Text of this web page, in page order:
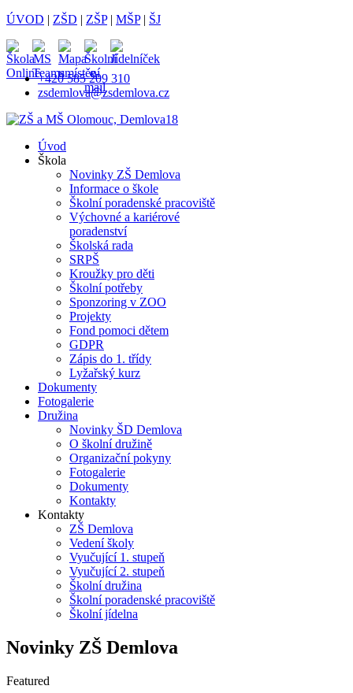
ÚVOD | ZŠD | ZŠP| MŠP| ŠJ
+420 585 209 310
zsdemlova@zsdemlova.cz
Úvod
Škola
Novinky ZŠ Demlova
Informace o škole
Školní poradenské pracoviště
Výchovné a kariérové
poradenství
Školská rada
SRPŠ
Kroužky pro děti
Školní potřeby
Sponzoring v ZOO
Projekty
Fond pomoci dětem
GDPR
Zápis do 1. třídy
Lyžařský kurz
Dokumenty
Fotogalerie
Družina
Novinky ŠD Demlova
O školní družině
Organizační pokyny
Fotogalerie
Dokumenty
Kontakty
Kontakty
ZŠ Demlova
Vedení školy
Vyučující 1. stupeň
Vyučující 2. stupeň
Školní družina
Školní poradenské pracoviště
Školní jídelna
Novinky ZŠ Demlova
Featured